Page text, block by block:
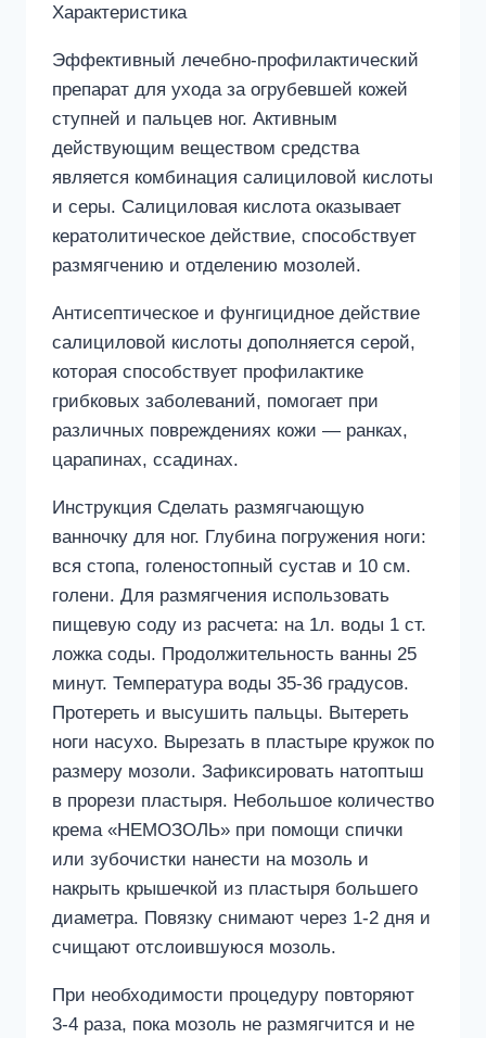
Характеристика
Эффективный лечебно-профилактический
препарат для ухода за огрубевшей кожей
ступней и пальцев ног. Активным
действующим веществом средства
является комбинация салициловой кислоты
и серы. Салициловая кислота оказывает
кератолитическое действие, способствует
размягчению и отделению мозолей.
Антисептическое и фунгицидное действие
салициловой кислоты дополняется серой,
которая способствует профилактике
грибковых заболеваний, помогает при
различных повреждениях кожи — ранках,
царапинах, ссадинах.
Инструкция Сделать размягчающую
ванночку для ног. Глубина погружения ноги:
вся стопа, голеностопный сустав и 10 см.
голени. Для размягчения использовать
пищевую соду из расчета: на 1л. воды 1 ст.
ложка соды. Продолжительность ванны 25
минут. Температура воды 35-36 градусов.
Протереть и высушить пальцы. Вытереть
ноги насухо. Вырезать в пластыре кружок по
размеру мозоли. Зафиксировать натоптыш
в прорези пластыря. Небольшое количество
крема «НЕМОЗОЛЬ» при помощи спички
или зубочистки нанести на мозоль и
накрыть крышечкой из пластыря большего
диаметра. Повязку снимают через 1-2 дня и
счищают отслоившуюся мозоль.
При необходимости процедуру повторяют
3-4 раза, пока мозоль не размягчится и не